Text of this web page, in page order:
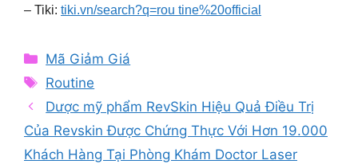
– Tiki: tiki.vn/search?q=rou tine%20official
Categories
Mã Giảm Giá
Tags
Routine
Dược mỹ phẩm RevSkin Hiệu Quả Điều Trị
Của Revskin Được Chứng Thực Với Hơn 19.000
Khách Hàng Tại Phòng Khám Doctor Laser